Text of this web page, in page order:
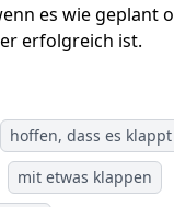
es wie geplant
erfolgreich ist.
hoffen, dass es klappt
mit etwas klappen